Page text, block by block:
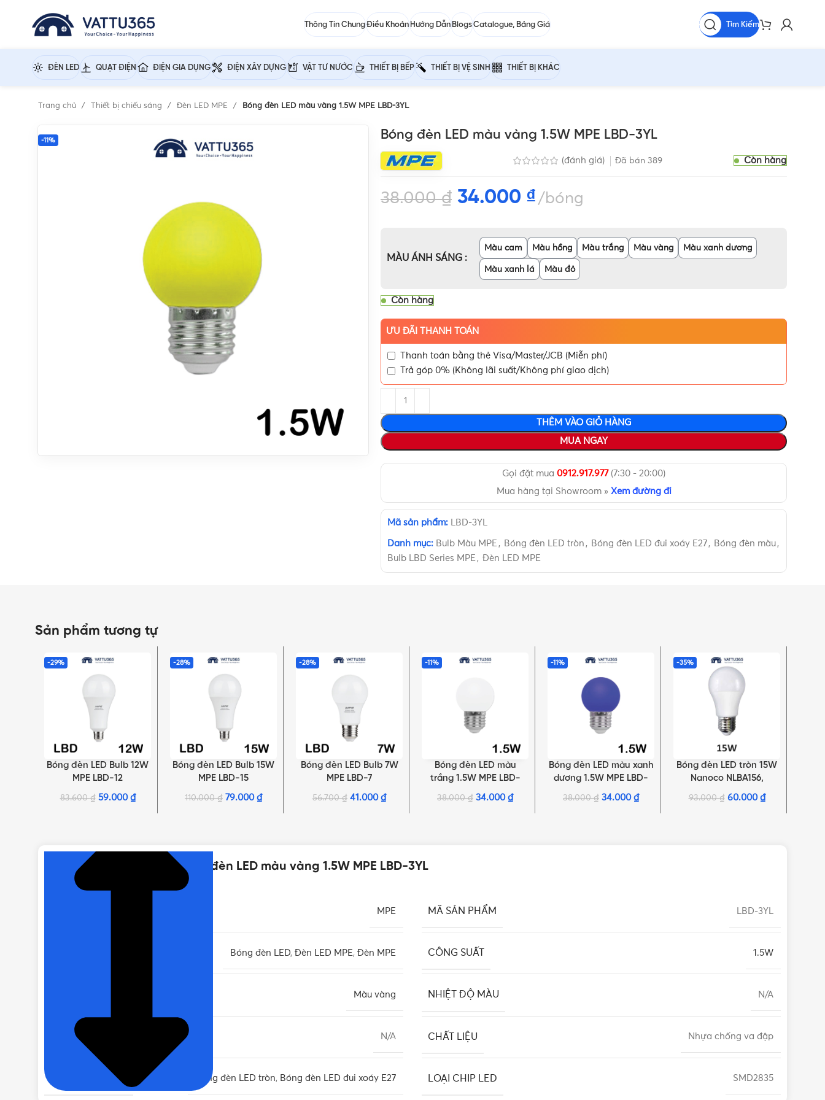
Thông Tin ChungĐiều Khoản Hướng Dẫn BlogsCatalogue, Bảng Giá Tìm Kiếm
ĐÈN LED QUẠT ĐIỆN ĐIỆN GIA DỤNG ĐIỆN XÂY DỰNG VẬT TƯ NƯỚC THIẾT BỊ BẾP THIẾT BỊ VỆ SINH THIẾT BỊ KHÁC
Trang chủ Thiết bị chiếu sáng Đèn LED MPE Bóng đèn LED màu vàng 1.5W MPE LBD-3YL
-11% Bóng đèn LED màu vàng 1.5W MPE LBD-3YL
(đánh giá) Đã bán 389 Còn hàng
38.000₫ 34.000 ₫ bóng
MÀU ÁNH SÁNG
Màu cam Màu hồng Màu trắng Màu vàng Màu xanh dương
Màu xanh lá Màu đỏ
Còn hàng
ƯU ĐÃI THANH TOÁN
Thanh toán bằng thẻ Visa/Master/JCB (Miễn phí)
Trả góp 0% (Không lãi suất/Không phí giao dịch)
THÊM VÀO GIỎ HÀNG
MUA NGAY
Gọi đặt mua 0912.917.977(7:30 - 20:00)
Mua hàng tại Showroom » Xem đường đi
Mã sản phẩm: LBD-3YL
Danh mục: Bulb Màu MPE, Bóng đèn LED tròn , Bóng đèn LED đui xoáy E27, Bóng đèn màu,
Bulb LBD Series MPE, Đèn LED MPE
Sản phẩm tương tự
-29%
LỰA CHỌN TÙY CHỌN
Bóng đèn LED Bulb 12W
MPE LBD-12
83.600₫ 59.000 ₫
-28%
LỰA CHỌN TÙY CHỌN
Bóng đèn LED Bulb 15W
MPE LBD-15
110.000₫ 79.000 ₫
-28%
LỰA CHỌN TÙY CHỌN
Bóng đèn LED Bulb 7W
MPE LBD-7
56.700₫ 41.000 ₫
-11%
THÊM VÀO GIỎ HÀNG
Bóng đèn LED màu
trắng 1.5W MPE LBD-
3MK
38.000₫ 34.000 ₫
-11%
THÊM VÀO GIỎ HÀNG
Bóng đèn LED màu xanh
dương 1.5W MPE LBD-
3BL
38.000₫ 34.000 ₫
-35%
LỰA CHỌN TÙY CHỌN
Bóng đèn LED tròn 15W
Nanoco NLBA156,
NLBA153
93.000₫ 60.000 ₫
Thông số kỹ thuật của Bóng đèn LED màu vàng 1.5W MPE LBD-3YL
MPE MÃ SẢN PHẨM LBD-3YL
Bóng đèn LED, Đèn LED MPE , Đèn MPE CÔNG SUẤT 1.5W
Màu vàng NHIỆT ĐỘ MÀU N/A
QUANG THÔNG (ĐỘ SÁNG) N/A CHẤT LIỆU Nhựa chống va đập
LOẠI BÓNG ĐÈN Bóng đèn LED tròn, Bóng đèn LED đui xoáy E27 LOẠI CHIP LED SMD2835
NHẤN ĐỂ XEM TIẾP (THU GỌN)